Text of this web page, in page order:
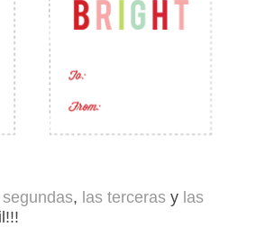
, las terceras y las